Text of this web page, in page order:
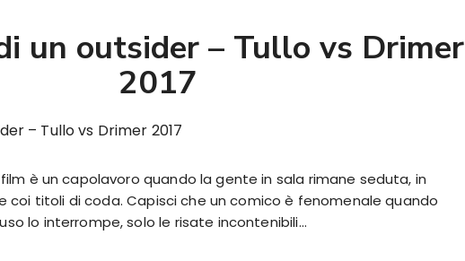
un outsider – Tullo vs Drimer
2017
è un capolavoro quando la gente in sala rimane seduta, in
coi titoli di coda. Capisci che un comico è fenomenale quando
lo interrompe, solo le risate incontenibili…